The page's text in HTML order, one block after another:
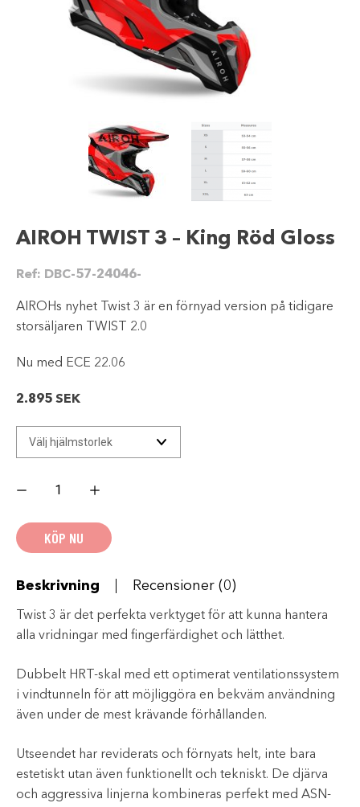
AIROH TWIST 3 – King Röd Gloss
Ref: DBC-57-24046-
AIROHs nyhet Twist 3 är en förnyad version på tidigare
storsäljaren TWIST 2.0
Nu med ECE 22.06
2.895 SEK
TWIST
King
Röd
Gloss
KÖP NU
Beskrivning Recensioner (0)
Twist 3 är det perfekta verktyget för att kunna hantera
alla vridningar med fingerfärdighet och lätthet.
Dubbelt HRT-skal med ett optimerat ventilationssystem
i vindtunneln för att möjliggöra en bekväm användning
även under de mest krävande förhållanden.
Utseendet har reviderats och förnyats helt, inte bara
estetiskt utan även funktionellt och tekniskt. De djärva
och aggressiva linjerna kombineras perfekt med ASN-